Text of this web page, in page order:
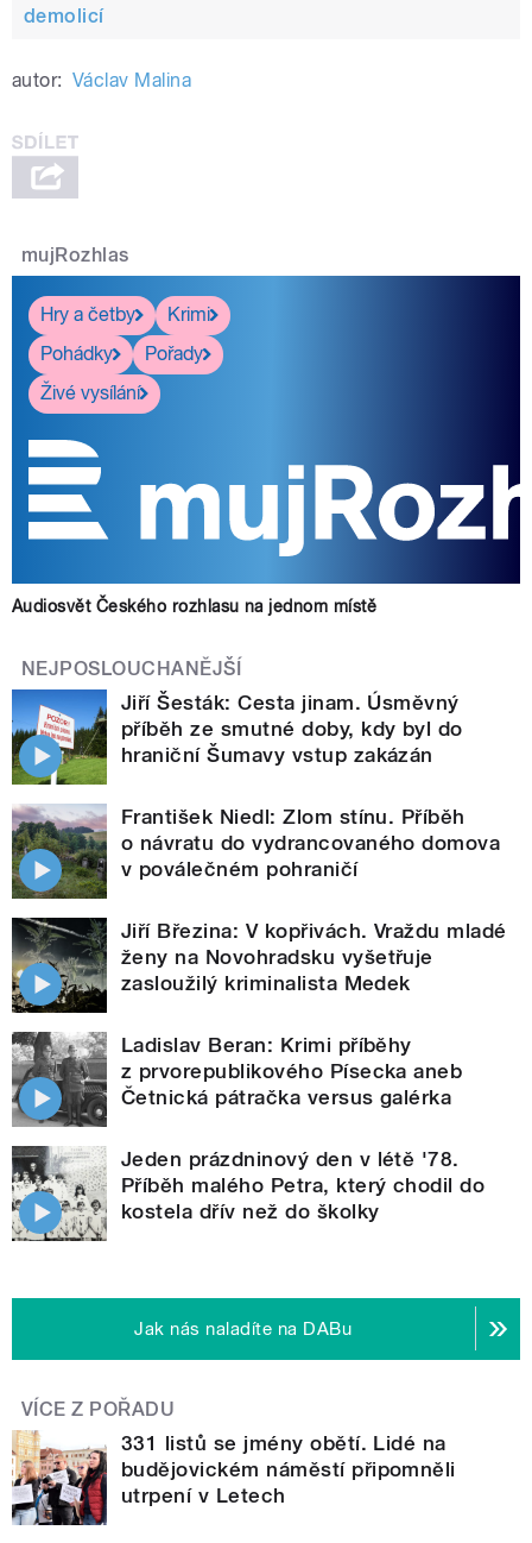
demolicí
autor: Václav Malina
mujRozhlas
Hry a četby
Krimi
Pohádky
Pořady
Živé vysílání
Audiosvět Českého rozhlasu na jednom místě
NEJPOSLOUCHANĚJŠÍ
Jiří Šesták: Cesta jinam. Úsměvný
příběh ze smutné doby, kdy byl do
hraniční Šumavy vstup zakázán
František Niedl: Zlom stínu. Příběh
o návratu do vydrancovaného domova
v poválečném pohraničí
Jiří Březina: V kopřivách. Vraždu mladé
ženy na Novohradsku vyšetřuje
zasloužilý kriminalista Medek
Ladislav Beran: Krimi příběhy
z prvorepublikového Písecka aneb
Četnická pátračka versus galérka
Jeden prázdninový den v létě '78.
Příběh malého Petra, který chodil do
kostela dřív než do školky
Jak nás naladíte na DABu
VÍCE Z POŘADU
331 listů se jmény obětí. Lidé na
budějovickém náměstí připomněli
utrpení v Letech